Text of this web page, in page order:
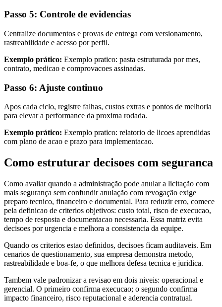
Passo 5: Controle de evidencias
Centralize documentos e provas de entrega com versionamento,
rastreabilidade e acesso por perfil.
Exemplo prático: Exemplo pratico: pasta estruturada por mes,
contrato, medicao e comprovacoes assinadas.
Passo 6: Ajuste continuo
Apos cada ciclo, registre falhas, custos extras e pontos de melhoria
para elevar a performance da proxima rodada.
Exemplo prático: Exemplo pratico: relatorio de licoes aprendidas
com plano de acao e prazo para implementacao.
Como estruturar decisoes com seguranca
Como avaliar quando a administração pode anular a licitação com
mais segurança sem confundir anulação com revogação exige
preparo tecnico, financeiro e documental. Para reduzir erro, comece
pela definicao de criterios objetivos: custo total, risco de execucao,
tempo de resposta e documentacao necessaria. Essa matriz evita
decisoes por urgencia e melhora a consistencia da equipe.
Quando os criterios estao definidos, decisoes ficam auditaveis. Em
cenarios de questionamento, sua empresa demonstra metodo,
rastreabilidade e boa-fe, o que melhora defesa tecnica e juridica.
Tambem vale padronizar a revisao em dois niveis: operacional e
gerencial. O primeiro confirma execucao; o segundo confirma
impacto financeiro, risco reputacional e aderencia contratual.